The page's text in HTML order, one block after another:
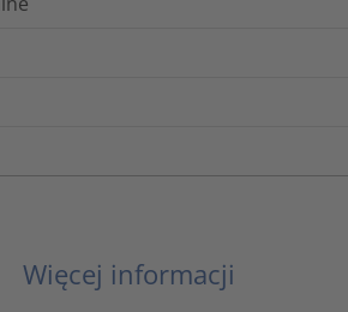
Więcej informacji